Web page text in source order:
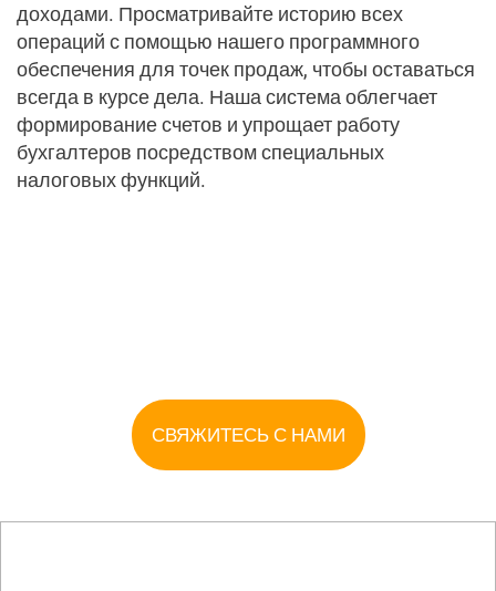
Электронная коммерция
доходами. Просматривайте историю всех
операций с помощью нашего программного
обеспечения для точек продаж, чтобы оставаться
всегда в курсе дела. Наша система облегчает
формирование счетов и упрощает работу
бухгалтеров посредством специальных
налоговых функций.
СВЯЖИТЕСЬ С НАМИ